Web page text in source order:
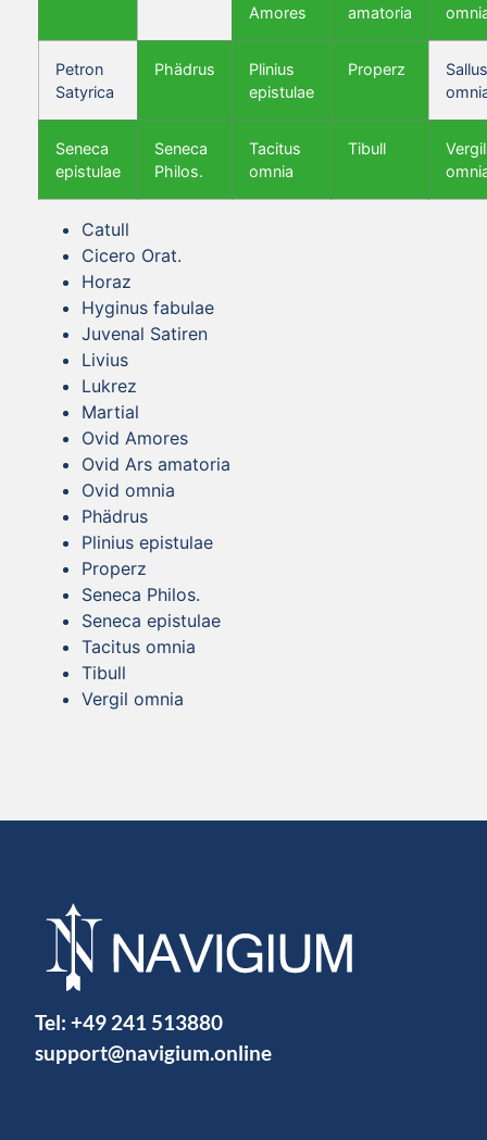
Amores
amatoria
Petron
Satyrica
Phädrus
Plinius
epistulae
Properz
Seneca
epistulae
Seneca
Philos.
Tacitus
omnia
Tibull
Vergil
Catull
Cicero Orat.
Horaz
Hyginus fabulae
Juvenal Satiren
Livius
Lukrez
Martial
Ovid Amores
Ovid Ars amatoria
Ovid omnia
Phädrus
Plinius epistulae
Properz
Seneca Philos.
Seneca epistulae
Tacitus omnia
Tibull
Vergil omnia
Tel: +49 241 513880
support@navigium.online